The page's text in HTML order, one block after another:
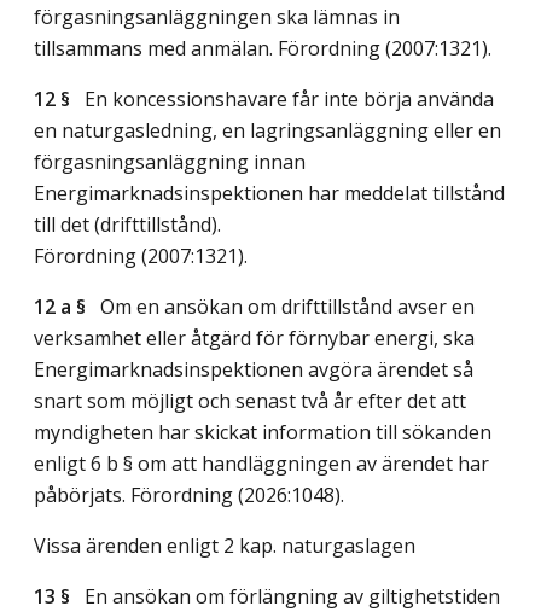
förgasningsanläggningen ska lämnas in
tillsammans med anmälan. Förordning (2007:1321).
12 § En koncessionshavare får inte börja använda
en naturgasledning, en lagringsanläggning eller en
förgasningsanläggning innan
Energimarknadsinspektionen har meddelat tillstånd
till det (drifttillstånd).
Förordning (2007:1321).
12 a § Om en ansökan om drifttillstånd avser en
verksamhet eller åtgärd för förnybar energi, ska
Energimarknadsinspektionen avgöra ärendet så
snart som möjligt och senast två år efter det att
myndigheten har skickat information till sökanden
enligt 6 b § om att handläggningen av ärendet har
påbörjats. Förordning (2026:1048).
Vissa ärenden enligt 2 kap. naturgaslagen
13 § En ansökan om förlängning av giltighetstiden